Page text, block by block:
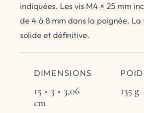
indiquées. Les vis M4 × 25 mm
de 4 à 8 mm dans la poignée.
solide et définitive.
DIMENSIONS
15 × 3 × 3,06
cm
135 g